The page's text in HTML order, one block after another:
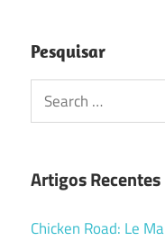
Pesquisar
Search
for:
Artigos Recentes
Chicken Road: Le